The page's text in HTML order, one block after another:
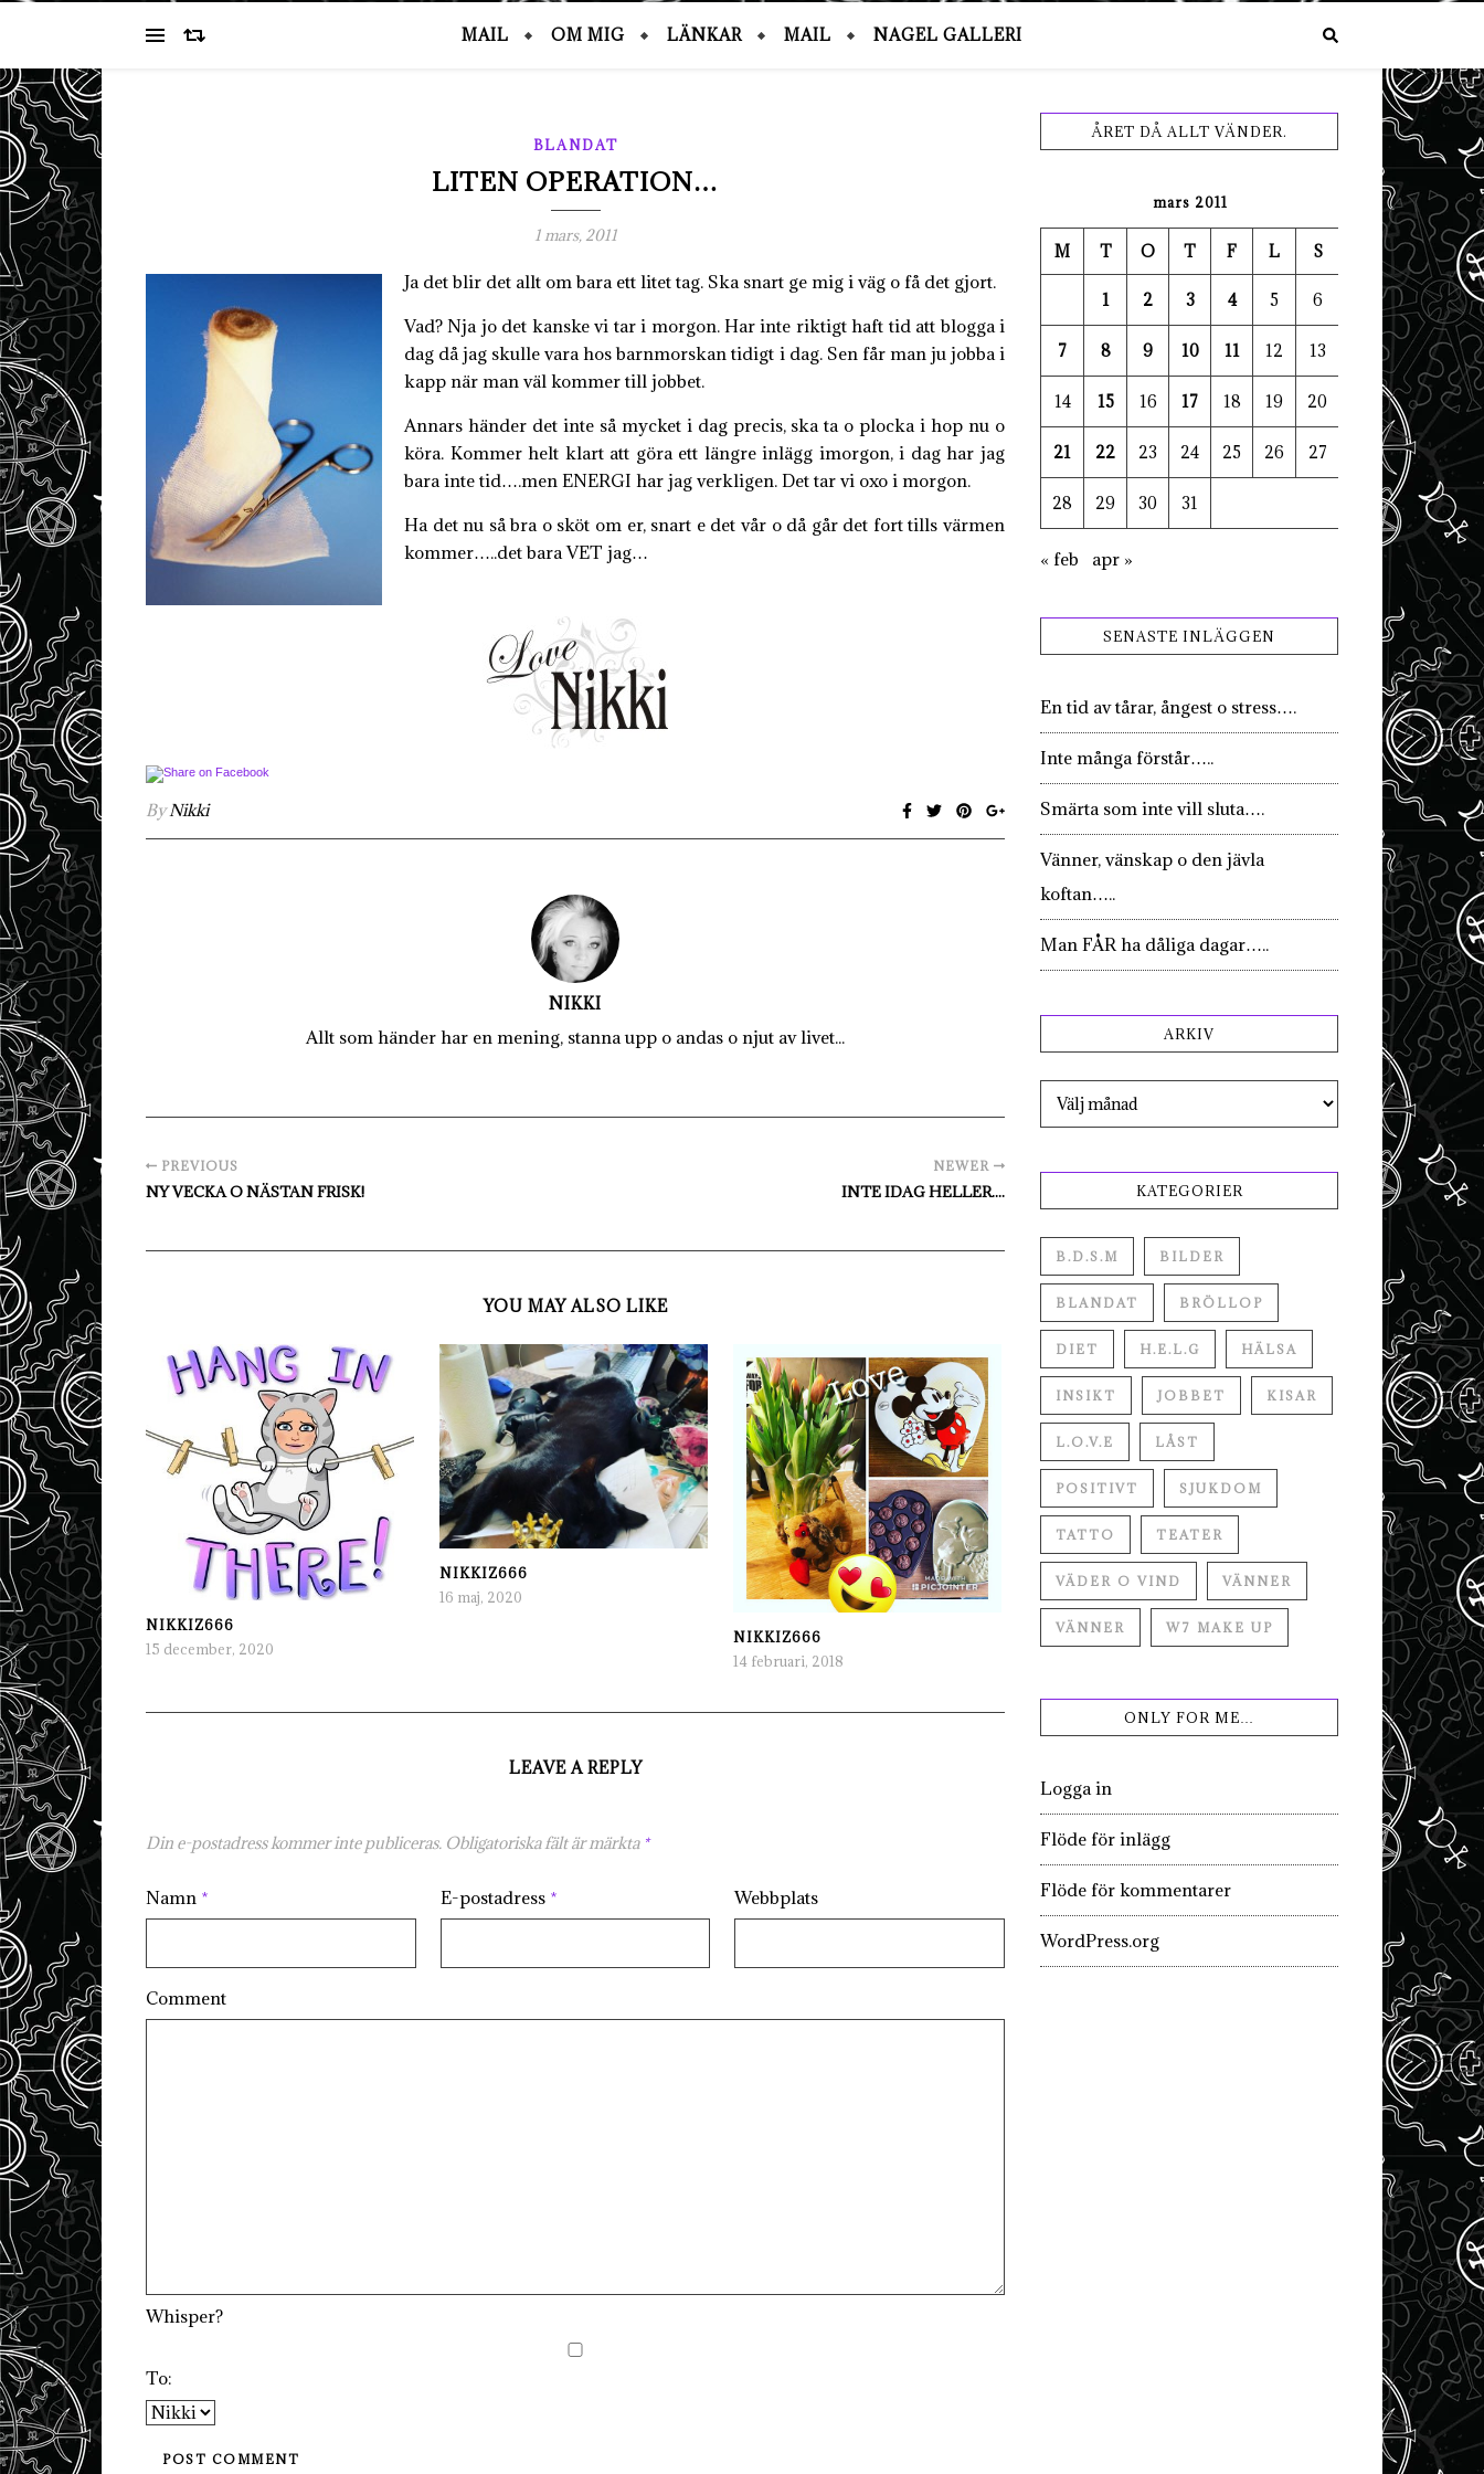
MAIL OM MIG LÄNKAR MAIL NAGEL GALLERI
BLANDAT
LITEN OPERATION…
1 mars, 2011
Ja det blir det allt om bara ett litet tag. Ska snart ge mig i väg o få det gjort.
Vad? Nja jo det kanske vi tar i morgon. Har inte riktigt haft tid att blogga i
dag då jag skulle vara hos barnmorskan tidigt i dag. Sen får man ju jobba i
kapp när man väl kommer till jobbet.
Annars händer det inte så mycket i dag precis, ska ta o plocka i hop nu o
köra. Kommer helt klart att göra ett längre inlägg imorgon, i dag har jag
bara inte tid….men ENERGI har jag verkligen. Det tar vi oxo i morgon.
Ha det nu så bra o sköt om er, snart e det vår o då går det fort tills värmen
kommer…..det bara VET jag…
ByNikki
NIKKI
Allt som händer har en mening, stanna upp o andas o njut av livet...
PREVIOUS
NY VECKA O NÄSTAN FRISK!
NEWER
INTE IDAG HELLER....
YOU MAY ALSO LIKE
NIKKIZ666
15 december, 2020
NIKKIZ666
16 maj, 2020
NIKKIZ666
14 februari, 2018
LEAVE A REPLY
Din e-postadress kommer inte publiceras. Obligatoriska fält är märkta *
Namn * E-postadress * Webbplats
Comment
Whisper?
To:
ÅRET DÅ ALLT VÄNDER.
mars 2011
M T O T F L S
1 2 3 4 5 6
7 8 9 10 11 12 13
14 15 16 17 18 19 20
21 22 23 24 25 26 27
28 29 30 31
« feb apr »
SENASTE INLÄGGEN
En tid av tårar, ångest o stress….
Inte många förstår…..
Smärta som inte vill sluta….
Vänner, vänskap o den jävla
koftan…..
Man FÅR ha dåliga dagar…..
ARKIV
Arkiv
KATEGORIER
B.D.S.M BILDER
BLANDAT BRÖLLOP
DIET H.E.L.G HÄLSA
INSIKT JOBBET KISAR
L.O.V.E LÅST
POSITIVT SJUKDOM
TATTO TEATER
VÄDER O VIND VÄNNER
VÄNNER W7 MAKE UP
ONLY FOR ME…
Logga in
Flöde för inlägg
Flöde för kommentarer
WordPress.org